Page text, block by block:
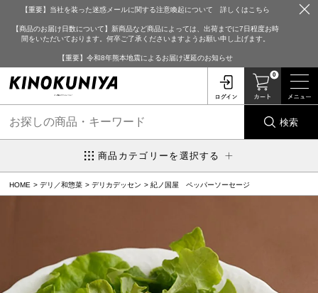
【重要】当社を装った迷惑メールに関する注意喚起について 詳しくはこちら
【商品のお届け日数について】新商品など商品によっては、出荷までに7日程度お時
間をいただいております。何卒ご了承くださいますようお願い申し上げます。
【重要】令和8年熊本地震によるお届け遅延のお知らせ
0
検索
商品カテゴリーを選択する
HOME デリ／和惣菜 デリカデッセン 紀ノ国屋 ペッパーソーセージ